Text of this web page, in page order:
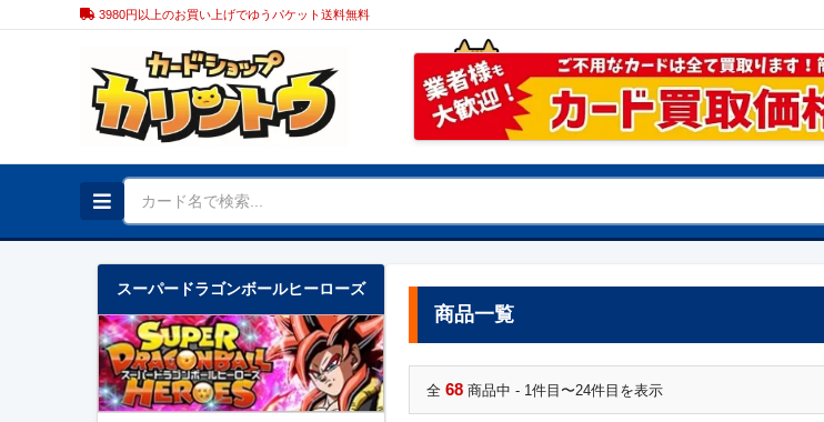
3980円以上のお買い上げでゆうパケット送料無料
スーパードラゴンボールヒーローズ
商品一覧
全 68 商品中 - 1件目〜24件目を表示